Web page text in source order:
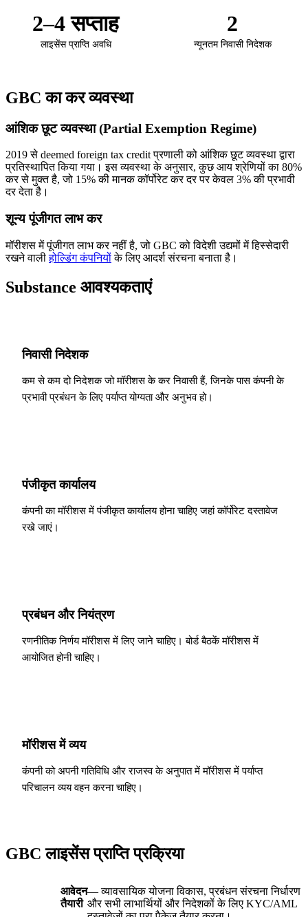
2–4 सप्ताह
लाइसेंस प्राप्ति अवधि
2
न्यूनतम निवासी निदेशक
GBC का कर व्यवस्था
आंशिक छूट व्यवस्था (Partial Exemption Regime)
2019 से deemed foreign tax credit प्रणाली को आंशिक छूट व्यवस्था द्वारा
प्रतिस्थापित किया गया। इस व्यवस्था के अनुसार, कुछ आय श्रेणियों का 80%
कर से मुक्त है, जो 15% की मानक कॉर्पोरेट कर दर पर केवल 3% की प्रभावी
दर देता है।
शून्य पूंजीगत लाभ कर
मॉरीशस में पूंजीगत लाभ कर नहीं है, जो GBC को विदेशी उद्यमों में हिस्सेदारी
रखने वालीहोल्डिंग कंपनियोंके लिए आदर्श संरचना बनाता है।
Substance आवश्यकताएं
निवासी निदेशक
कम से कम दो निदेशक जो मॉरीशस के कर निवासी हैं, जिनके पास कंपनी के
प्रभावी प्रबंधन के लिए पर्याप्त योग्यता और अनुभव हो।
पंजीकृत कार्यालय
कंपनी का मॉरीशस में पंजीकृत कार्यालय होना चाहिए जहां कॉर्पोरेट दस्तावेज
रखे जाएं।
प्रबंधन और नियंत्रण
रणनीतिक निर्णय मॉरीशस में लिए जाने चाहिए। बोर्ड बैठकें मॉरीशस में
आयोजित होनी चाहिए।
मॉरीशस में व्यय
कंपनी को अपनी गतिविधि और राजस्व के अनुपात में मॉरीशस में पर्याप्त
परिचालन व्यय वहन करना चाहिए।
GBC लाइसेंस प्राप्ति प्रक्रिया
आवेदन
तैयारी
— व्यावसायिक योजना विकास, प्रबंधन संरचना निर्धारण
और सभी लाभार्थियों और निदेशकों के लिए KYC/AML